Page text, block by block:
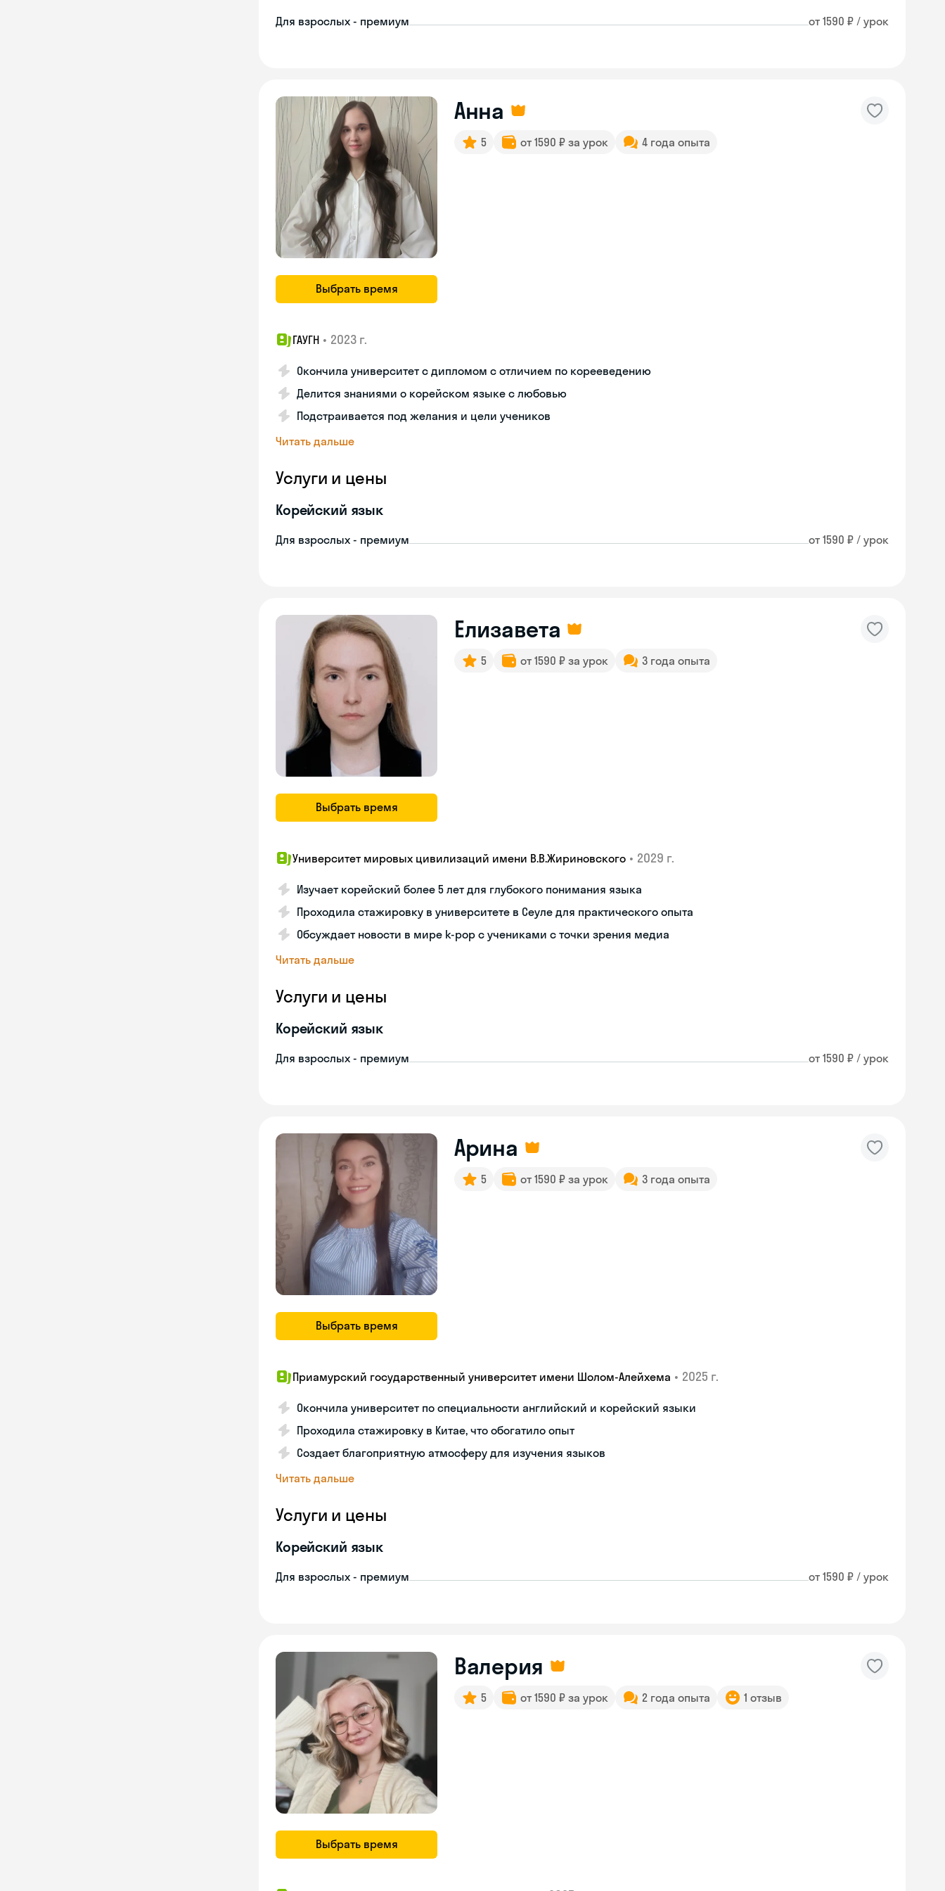
Для взрослых - премиум от 1590 ₽ / урок
Выбрать время
Анна
5 от 1590 ₽ за урок 4 года опыта
ГАУГН • 2023 г.
Окончила университет с дипломом с отличием по корееведению
Делится знаниями о корейском языке с любовью
Подстраивается под желания и цели учеников
Читать дальше
Услуги и цены
Корейский язык
Для взрослых - премиум от 1590 ₽ / урок
Выбрать время
Елизавета
5 от 1590 ₽ за урок 3 года опыта
Университет мировых цивилизаций имени В.В.Жириновского • 2029 г.
Изучает корейский более 5 лет для глубокого понимания языка
Проходила стажировку в университете в Сеуле для практического опыта
Обсуждает новости в мире k-pop с учениками с точки зрения медиа
Читать дальше
Услуги и цены
Корейский язык
Для взрослых - премиум от 1590 ₽ / урок
Выбрать время
Арина
5 от 1590 ₽ за урок 3 года опыта
Приамурский государственный университет имени Шолом-Алейхема • 2025 г.
Окончила университет по специальности английский и корейский языки
Проходила стажировку в Китае, что обогатило опыт
Создает благоприятную атмосферу для изучения языков
Читать дальше
Услуги и цены
Корейский язык
Для взрослых - премиум от 1590 ₽ / урок
Выбрать время
Валерия
5 от 1590 ₽ за урок 2 года опыта 1 отзыв